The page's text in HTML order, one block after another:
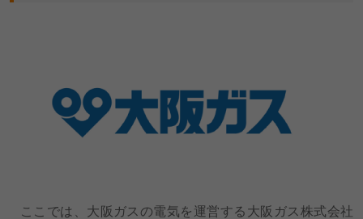
ここでは、大阪ガスの電気を運営する大阪ガス株式会社